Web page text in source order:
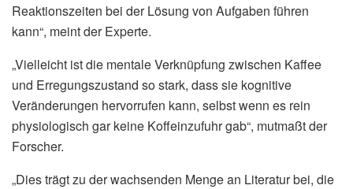
Reaktionszeiten bei der Lösung von Aufgaben führen
kann“, meint der Experte.
„Vielleicht ist die mentale Verknüpfung zwischen Kaffee
und Erregungszustand so stark, dass sie kognitive
Veränderungen hervorrufen kann, selbst wenn es rein
physiologisch gar keine Koffeinzufuhr gab“, mutmaßt der
Forscher.
„Dies trägt zu der wachsenden Menge an Literatur bei, die